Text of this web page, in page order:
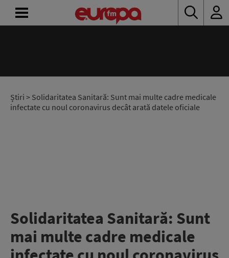
Știri > Solidaritatea Sanitară: Sunt mai multe cadre medicale
infectate cu noul coronavirus decât arată datele oficiale
Solidaritatea Sanitară: Sunt
mai multe cadre medicale
RADIO